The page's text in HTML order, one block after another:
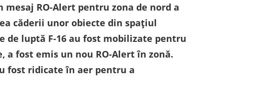
RO-Alert pentru zona de nord a
căderii unor obiecte din spaţiul
de luptă F-16 au fost mobilizate pentru
fost emis un nou RO-Alert în zonă.
fost ridicate în aer pentru a